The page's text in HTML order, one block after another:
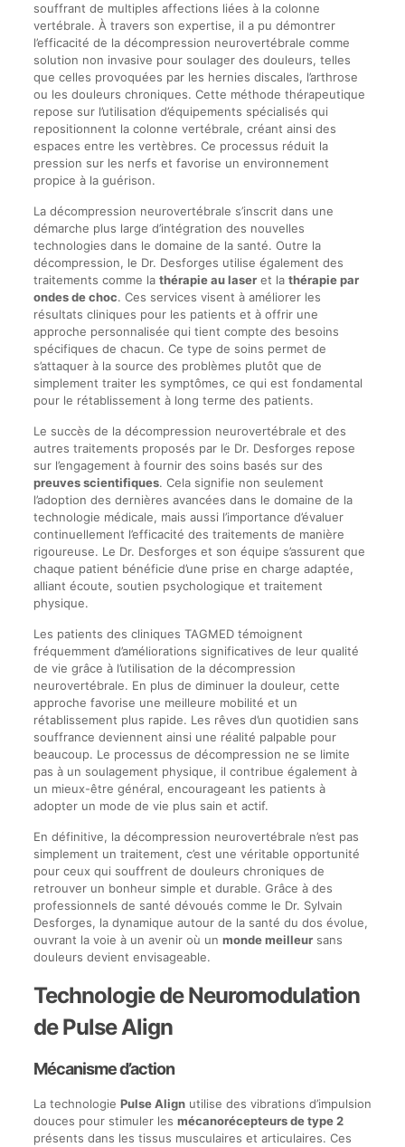
souffrant de multiples affections liées à la colonne
vertébrale. À travers son expertise, il a pu démontrer
l’efficacité de la décompression neurovertébrale comme
solution non invasive pour soulager des douleurs, telles
que celles provoquées par les hernies discales, l’arthrose
ou les douleurs chroniques. Cette méthode thérapeutique
repose sur l’utilisation d’équipements spécialisés qui
repositionnent la colonne vertébrale, créant ainsi des
espaces entre les vertèbres. Ce processus réduit la
pression sur les nerfs et favorise un environnement
propice à la guérison.
La décompression neurovertébrale s’inscrit dans une
démarche plus large d’intégration des nouvelles
technologies dans le domaine de la santé. Outre la
décompression, le Dr. Desforges utilise également des
traitements comme la thérapie au laseret la thérapie par
ondes de choc. Ces services visent à améliorer les
résultats cliniques pour les patients et à offrir une
approche personnalisée qui tient compte des besoins
spécifiques de chacun. Ce type de soins permet de
s’attaquer à la source des problèmes plutôt que de
simplement traiter les symptômes, ce qui est fondamental
pour le rétablissement à long terme des patients.
Le succès de la décompression neurovertébrale et des
autres traitements proposés par le Dr. Desforges repose
sur l’engagement à fournir des soins basés sur des
preuves scientifiques. Cela signifie non seulement
l’adoption des dernières avancées dans le domaine de la
technologie médicale, mais aussi l’importance d’évaluer
continuellement l’efficacité des traitements de manière
rigoureuse. Le Dr. Desforges et son équipe s’assurent que
chaque patient bénéficie d’une prise en charge adaptée,
alliant écoute, soutien psychologique et traitement
physique.
Les patients des cliniques TAGMED témoignent
fréquemment d’améliorations significatives de leur qualité
de vie grâce à l’utilisation de la décompression
neurovertébrale. En plus de diminuer la douleur, cette
approche favorise une meilleure mobilité et un
rétablissement plus rapide. Les rêves d’un quotidien sans
souffrance deviennent ainsi une réalité palpable pour
beaucoup. Le processus de décompression ne se limite
pas à un soulagement physique, il contribue également à
un mieux-être général, encourageant les patients à
adopter un mode de vie plus sain et actif.
En définitive, la décompression neurovertébrale n’est pas
simplement un traitement, c’est une véritable opportunité
pour ceux qui souffrent de douleurs chroniques de
retrouver un bonheur simple et durable. Grâce à des
professionnels de santé dévoués comme le Dr. Sylvain
Desforges, la dynamique autour de la santé du dos évolue,
ouvrant la voie à un avenir où un monde meilleursans
douleurs devient envisageable.
Technologie de Neuromodulation
de Pulse Align
Mécanisme d’action
La technologie Pulse Alignutilise des vibrations d’impulsion
douces pour stimuler les mécanorécepteurs de type 2
présents dans les tissus musculaires et articulaires. Ces